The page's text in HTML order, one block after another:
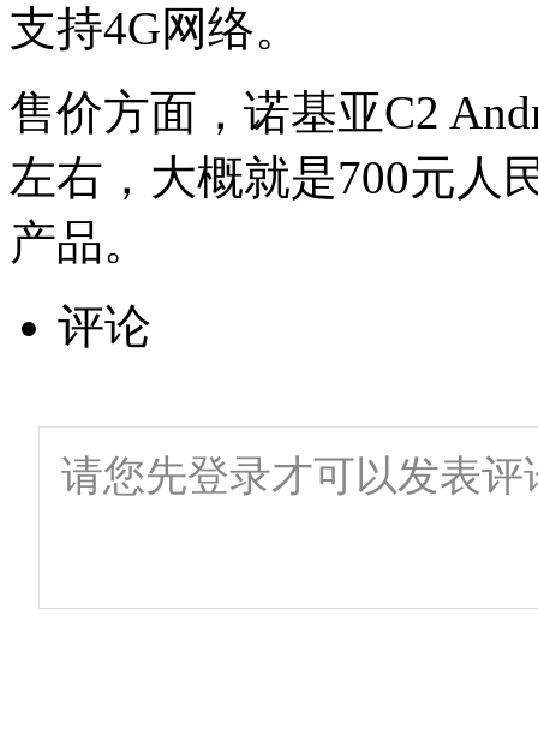
支持4G网络。
售价方面，诺基亚C2
左右，大概就是700元人
产品。
评论